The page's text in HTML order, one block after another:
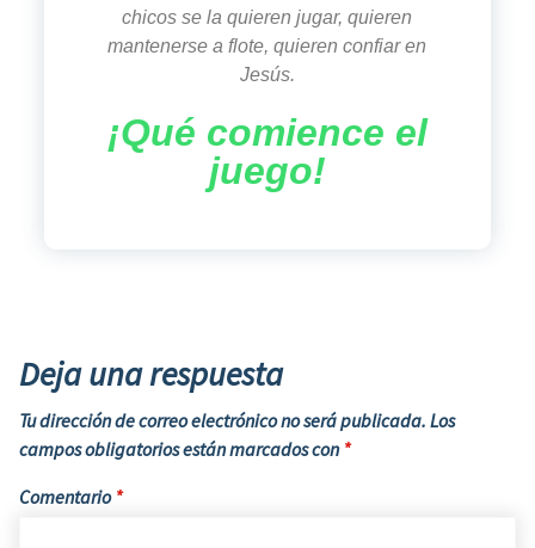
chicos se la quieren jugar, quieren
mantenerse a flote, quieren confiar en
Jesús.
¡Qué comience el
juego!
Deja una respuesta
Tu dirección de correo electrónico no será publicada. Los
campos obligatorios están marcados con *
Comentario *